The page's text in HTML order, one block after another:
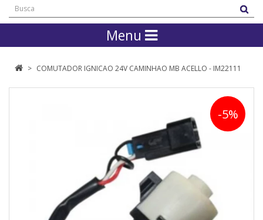
Menu
COMUTADOR IGNICAO 24V CAMINHAO MB ACELLO - IM22111
-5%